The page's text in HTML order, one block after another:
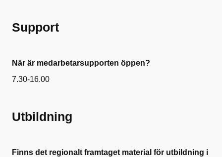
Support
När är medarbetarsupporten öppen?
7.30-16.00
Utbildning
Finns det regionalt framtaget material för utbildning i